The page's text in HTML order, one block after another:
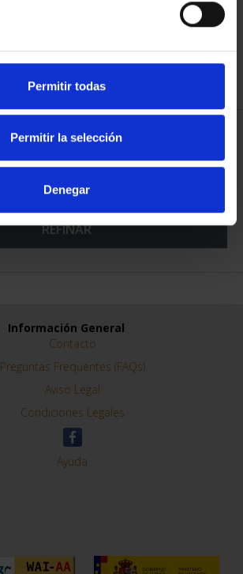
Permitir todas
Permitir la selección
Denegar
140,00 €
REFINAR
Información General
Contacto
Preguntas Frequentes (FAQs)
Aviso Legal
Condiciones Legales
Ayuda